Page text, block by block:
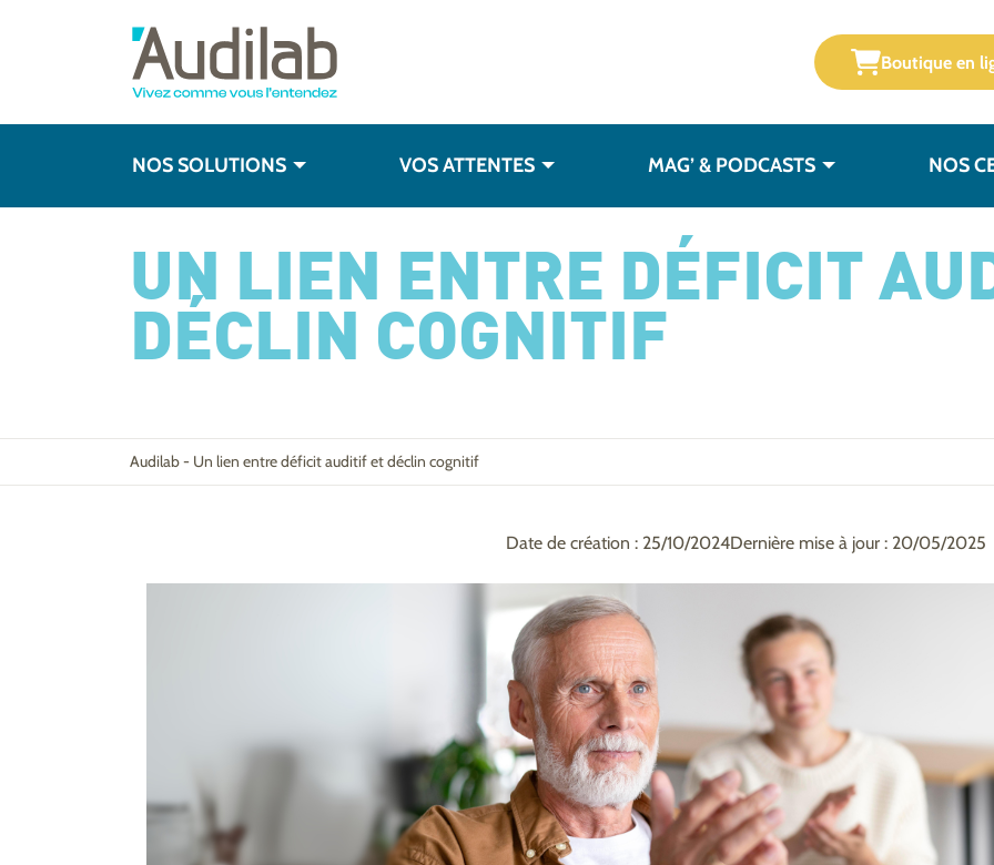
Boutique en
NOS SOLUTIONS VOS ATTENTES MAG’ & PODCASTS NOS
UN LIEN ENTRE DÉFICIT
DÉCLIN COGNITIF
Audilab- Un lien entre déficit auditif et déclin cognitif
Date de création : 25/10/2024Dernière mise à jour : 20/05/2025